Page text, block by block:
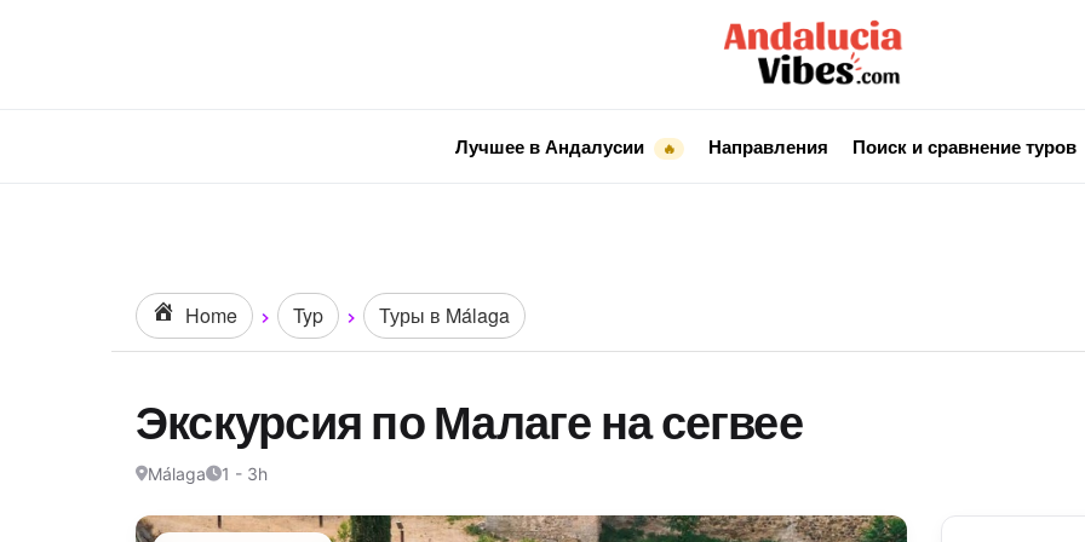
Лучшее в Андалусии 🔥 Направления Поиск и сравнение туров
Home Typ Туры в Málaga
Экскурсия по Малаге на сегвее
Málaga 1 - 3h